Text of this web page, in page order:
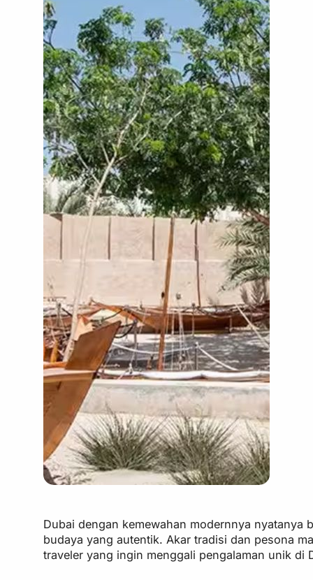
Dubai dengan kemewahan modernnya
budaya yang autentik. Akar tradisi dan pesona
traveler yang ingin menggali pengalaman unik di